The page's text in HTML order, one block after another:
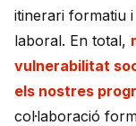
itinerari formatiu
laboral. En total,
vulnerabilitat
els nostres
col·laboració